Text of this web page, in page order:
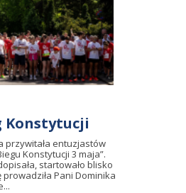
Konstytucji
przywitała entuzjastów
Konstytucji 3 maja”.
startowało blisko
Pani Dominika